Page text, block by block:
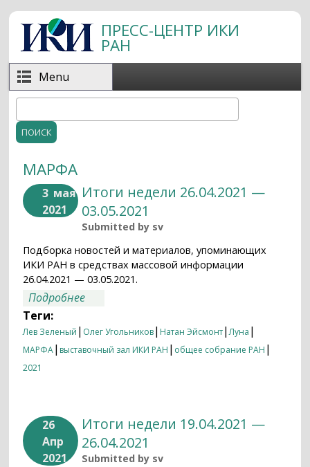
Перейти к основному содержанию
ПРЕСС-ЦЕНТР ИКИ
РАН
Menu
Форма поиска
МАРФА
3 мая
2021
Итоги недели 26.04.2021 —
03.05.2021
Submitted by sv
Подборка новостей и материалов, упоминающих
ИКИ РАН в средствах массовой информации
26.04.2021 — 03.05.2021.
Подробнее
Теги:
Лев Зеленый | Олег Угольников| Натан Эйсмонт|Луна |
МАРФА| выставочный зал ИКИ РАН | общее собрание РАН |
2021
26
Апр
2021
Итоги недели 19.04.2021 —
26.04.2021
Submitted by sv